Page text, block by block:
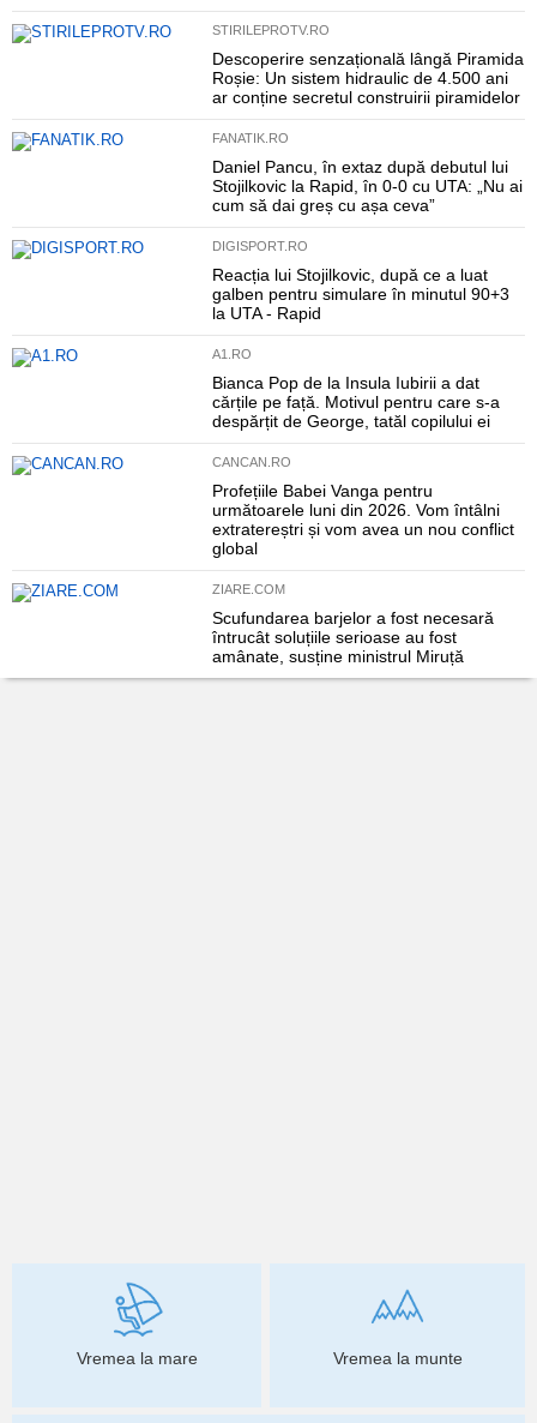
STIRILEPROTV.RO
Descoperire senzațională lângă Piramida
Roșie: Un sistem hidraulic de 4.500 ani
ar conține secretul construirii piramidelor
FANATIK.RO
Daniel Pancu, în extaz după debutul lui
Stojilkovic la Rapid, în 0-0 cu UTA: „Nu ai
cum să dai greș cu așa ceva”
DIGISPORT.RO
Reacția lui Stojilkovic, după ce a luat
galben pentru simulare în minutul 90+3
la UTA - Rapid
A1.RO
Bianca Pop de la Insula Iubirii a dat
cărțile pe față. Motivul pentru care s-a
despărțit de George, tatăl copilului ei
CANCAN.RO
Profețiile Babei Vanga pentru
următoarele luni din 2026. Vom întâlni
extratereștri și vom avea un nou conflict
global
ZIARE.COM
Scufundarea barjelor a fost necesară
întrucât soluțiile serioase au fost
amânate, susține ministrul Miruță
Vremea la mare Vremea la munte